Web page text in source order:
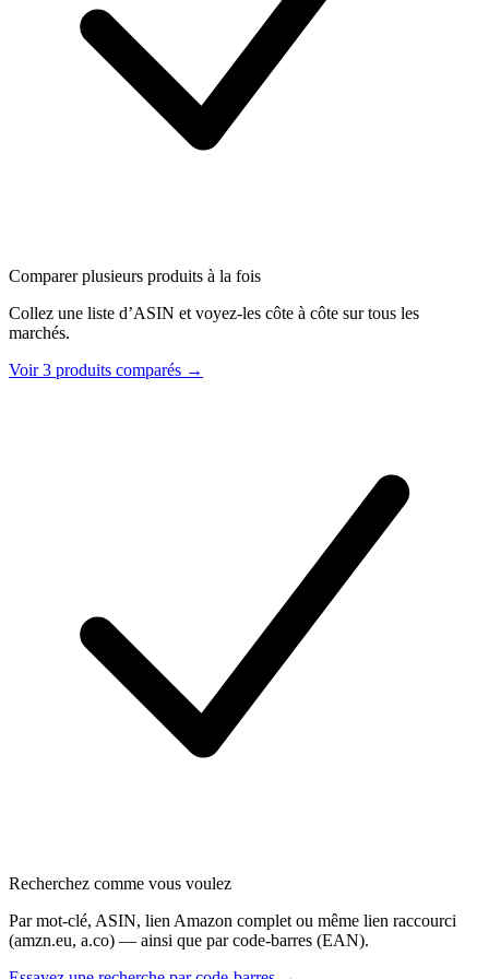
Comparer plusieurs produits à la fois
Collez une liste d’ASIN et voyez-les côte à côte sur tous les
marchés.
Voir 3 produits comparés →
Recherchez comme vous voulez
Par mot-clé, ASIN, lien Amazon complet ou même lien raccourci
(amzn.eu, a.co) — ainsi que par code-barres (EAN).